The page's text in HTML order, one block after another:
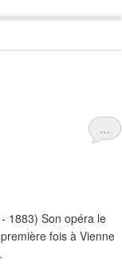
…
1883) Son opéra le
fois à Vienne